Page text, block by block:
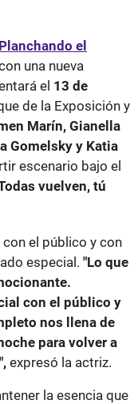
Planchando el
una nueva
el 13 de
de la Exposición y
Marín, Gianella
Gomelsky y Katia
escenario bajo el
vuelven, tú
el público y con
especial. "Lo que
con el público y
nos llena de
para volver a
expresó la actriz.
la esencia que